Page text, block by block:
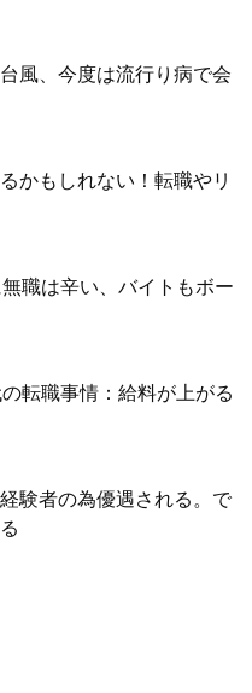
風、今度は流行り病で会
かもしれない！転職やリ
職は辛い、バイトもボー
転職事情：給料が上がる
験者の為優遇される。で